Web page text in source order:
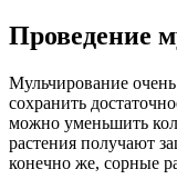
Проведение
Мульчирование
сохранить
можно уменьшить
растения получают
конечно же, сорные